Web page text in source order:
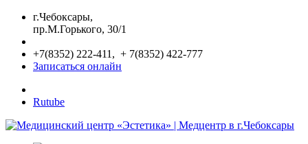
г.Чебоксары,
пр.М.Горького, 30/1
+7(8352) 222-411, + 7(8352) 422-777
Записаться онлайн
Rutube